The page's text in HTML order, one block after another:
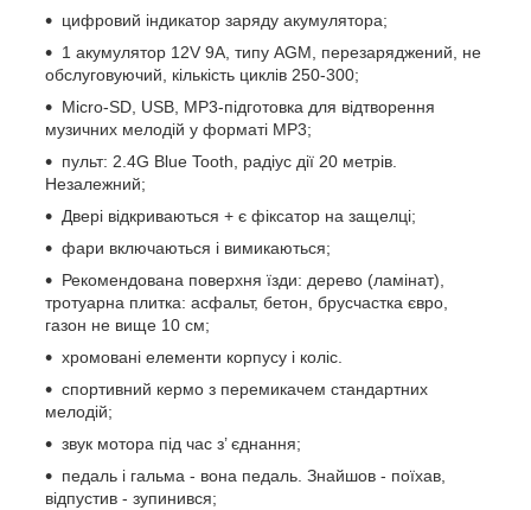
цифровий індикатор заряду акумулятора;
1 акумулятор 12V 9A, типу AGM, перезаряджений, не
обслуговуючий, кількість циклів 250-300;
Micro-SD, USB, MP3-підготовка для відтворення
музичних мелодій у форматі MP3;
пульт: 2.4G Blue Tooth, радіус дії 20 метрів.
Незалежний;
Двері відкриваються + є фіксатор на защелці;
фари включаються і вимикаються;
Рекомендована поверхня їзди: дерево (ламінат),
тротуарна плитка: асфальт, бетон, брусчастка євро,
газон не вище 10 см;
хромовані елементи корпусу і коліс.
спортивний кермо з перемикачем стандартних
мелодій;
звук мотора під час з’ єднання;
педаль і гальма - вона педаль. Знайшов - поїхав,
відпустив - зупинився;